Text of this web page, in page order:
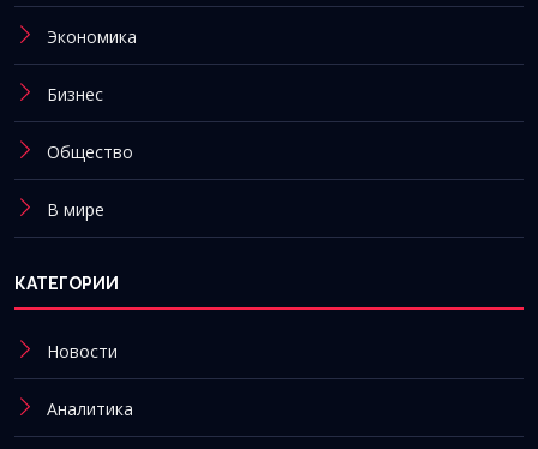
Экономика
Бизнес
Общество
В мире
КАТЕГОРИИ
Новости
Аналитика